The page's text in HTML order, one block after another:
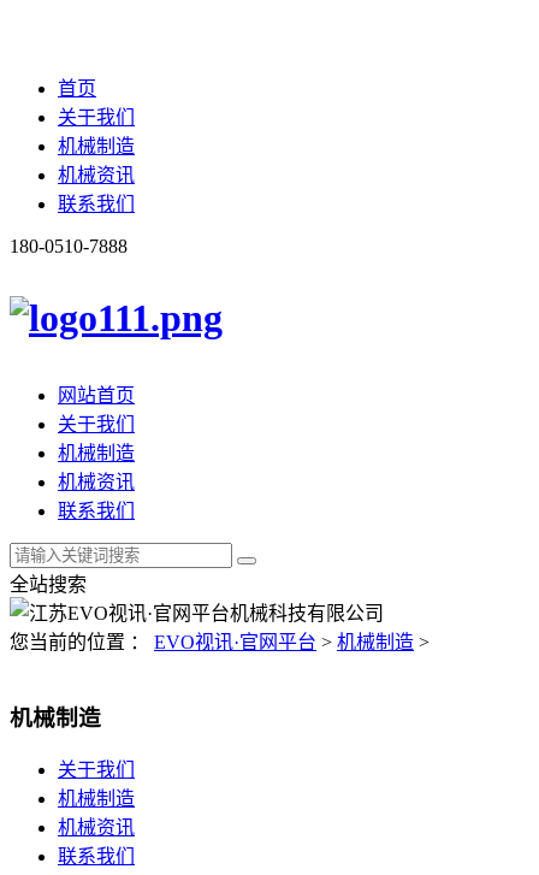
首页
关于我们
机械制造
机械资讯
联系我们
180-0510-7888
网站首页
关于我们
机械制造
机械资讯
联系我们
全站搜索
您当前的位置 ： EVO视讯·官网平台 > 机械制造 >
机械制造
关于我们
机械制造
机械资讯
联系我们